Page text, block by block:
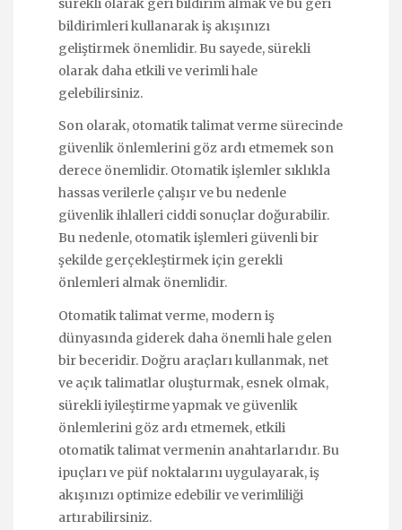
sürekli olarak geri bildirim almak ve bu geri
bildirimleri kullanarak iş akışınızı
geliştirmek önemlidir. Bu sayede, sürekli
olarak daha etkili ve verimli hale
gelebilirsiniz.
Son olarak, otomatik talimat verme sürecinde
güvenlik önlemlerini göz ardı etmemek son
derece önemlidir. Otomatik işlemler sıklıkla
hassas verilerle çalışır ve bu nedenle
güvenlik ihlalleri ciddi sonuçlar doğurabilir.
Bu nedenle, otomatik işlemleri güvenli bir
şekilde gerçekleştirmek için gerekli
önlemleri almak önemlidir.
Otomatik talimat verme, modern iş
dünyasında giderek daha önemli hale gelen
bir beceridir. Doğru araçları kullanmak, net
ve açık talimatlar oluşturmak, esnek olmak,
sürekli iyileştirme yapmak ve güvenlik
önlemlerini göz ardı etmemek, etkili
otomatik talimat vermenin anahtarlarıdır. Bu
ipuçları ve püf noktalarını uygulayarak, iş
akışınızı optimize edebilir ve verimliliği
artırabilirsiniz.